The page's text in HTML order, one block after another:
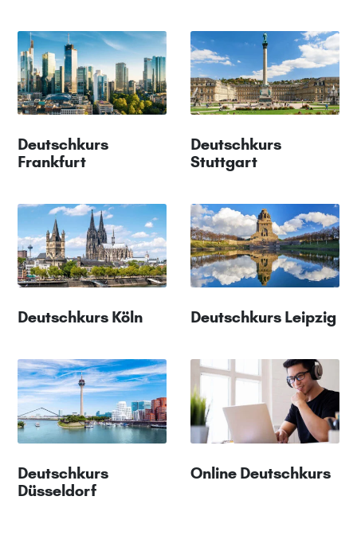
Deutschkurs
Frankfurt
Deutschkurs
Stuttgart
Deutschkurs Köln Deutschkurs Leipzig
Deutschkurs
Düsseldorf
Online Deutschkurs